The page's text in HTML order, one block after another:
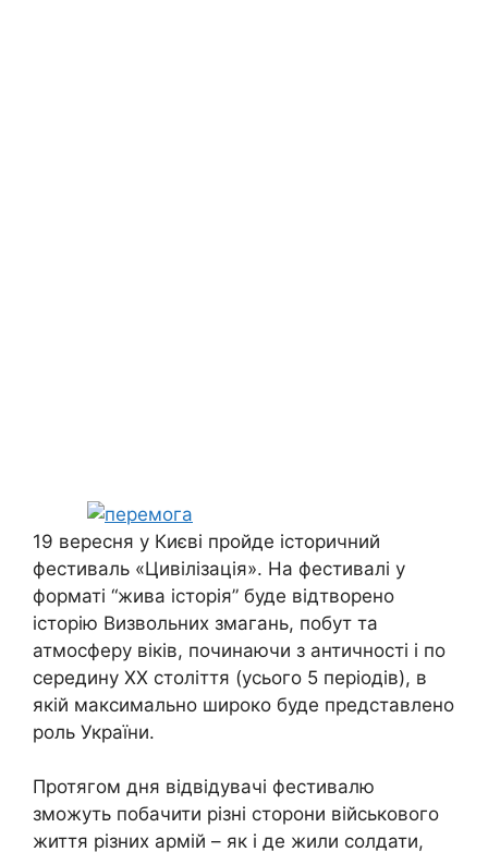
19 вересня у Києві пройде історичний
фестиваль «Цивілізація». На фестивалі у
форматі “жива історія” буде відтворено
історію Визвольних змагань, побут та
атмосферу віків, починаючи з античності і по
середину ХХ століття (усього 5 періодів), в
якій максимально широко буде представлено
роль України.
Протягом дня відвідувачі фестивалю
зможуть побачити різні сторони військового
життя різних армій – як і де жили солдати,